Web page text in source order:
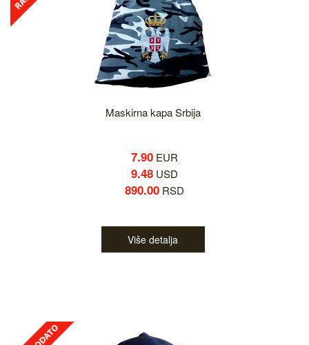
Maskirna kapa Srbija
7.90 EUR
9.48 USD
890.00 RSD
Više detalja